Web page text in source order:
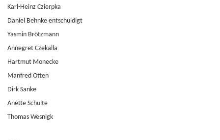
Karl-Heinz Czierpka
Daniel Behnke entschuldigt
Yasmin Brötzmann
Annegret Czekalla
Hartmut Monecke
Manfred Otten
Dirk Sanke
Anette Schulte
Thomas Wesnigk